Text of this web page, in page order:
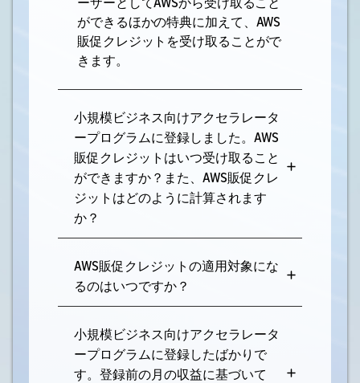
ができるほかの特典に加えて、AWS
販促クレジットを受け取ることがで
きます。
小規模ビジネス向けアクセラレータ
ープログラムに登録しました。AWS
販促クレジットはいつ受け取ること
ができますか？また、AWS販促クレ
ジットはどのように計算されます
か？
AWS販促クレジットの適用対象にな
るのはいつですか？
小規模ビジネス向けアクセラレータ
ープログラムに登録したばかりで
す。登録前の月の収益に基づいて